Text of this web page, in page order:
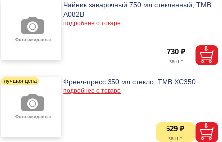
Чайник заварочный 750 мл стеклянный, ТМВ
A082B
подробнее о товаре
730 ₽
Френч-пресс 350 мл стекло, ТМВ XC350
подробнее о товаре
529 ₽